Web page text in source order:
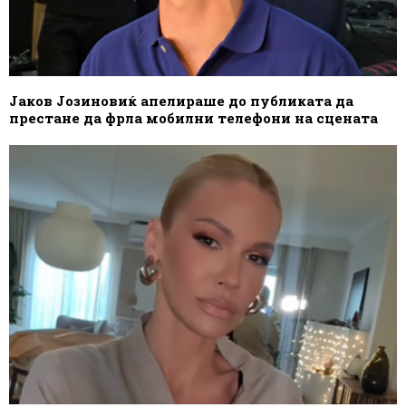
Јаков Јозиновиќ апелираше до публиката да
престане да фрла мобилни телефони на сцената